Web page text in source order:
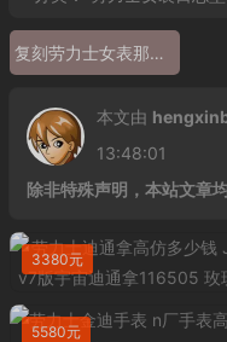
复刻劳力士女表那款好
本文由
13:48:01
除非特殊声明，本站文章
3380元
5580元